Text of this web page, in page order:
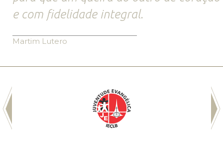
e com fidelidade integral.
Martim Lutero